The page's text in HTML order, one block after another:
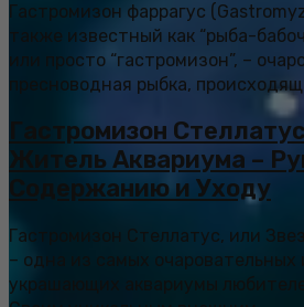
Гастромизон фаррагус
также известный как “рыба-
или просто “гастромизон”, –
пресноводная рыбка,
Гастромизон
Житель Аквариума –
Содержанию и Уходу
Гастромизон Стеллатус, или
– одна из самых очаровательных
украшающих аквариумы